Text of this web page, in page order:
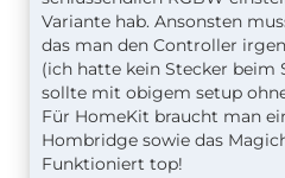
Variante hab. Ansonsten
das man den Controller
(ich hatte kein Stecker
sollte mit obigem setup
Für HomeKit braucht man
Hombridge sowie das
Funktioniert top!